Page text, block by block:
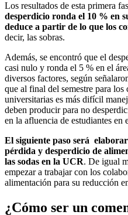
Los resultados de esta primera
desperdicio ronda el 10 % en
deduce a partir de lo que los
decir, las sobras.
Además, se encontró que el
casi nulo y ronda el 5 % en el
diversos factores, según
que al final del semestre para los
universitarias es más difícil
deben producir para no
en la afluencia de estudiantes en
El siguiente paso será
pérdida y desperdicio de
las sodas en la UCR. De igual
empezar a trabajar con los
alimentación para su reducción
¿Cómo ser un